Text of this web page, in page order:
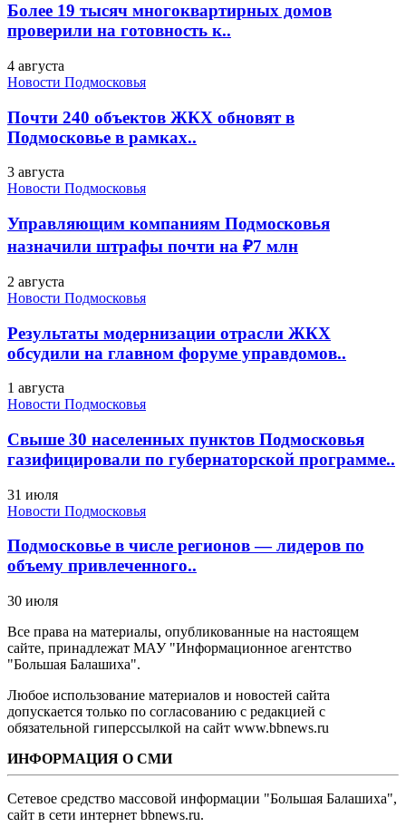
Более 19 тысяч многоквартирных домов
проверили на готовность к..
4 августа
Новости Подмосковья
Почти 240 объектов ЖКХ обновят в
Подмосковье в рамках..
3 августа
Новости Подмосковья
Управляющим компаниям Подмосковья
назначили штрафы почти на ₽7 млн
2 августа
Новости Подмосковья
Результаты модернизации отрасли ЖКХ
обсудили на главном форуме управдомов..
1 августа
Новости Подмосковья
Свыше 30 населенных пунктов Подмосковья
газифицировали по губернаторской программе..
31 июля
Новости Подмосковья
Подмосковье в числе регионов — лидеров по
объему привлеченного..
30 июля
Все права на материалы, опубликованные на настоящем
сайте, принадлежат МАУ "Информационное агентство
"Большая Балашиха".
Любое использование материалов и новостей сайта
допускается только по согласованию с редакцией с
обязательной гиперссылкой на сайт www.bbnews.ru
ИНФОРМАЦИЯ О СМИ
Сетевое средство массовой информации "Большая Балашиха",
сайт в сети интернет bbnews.ru.